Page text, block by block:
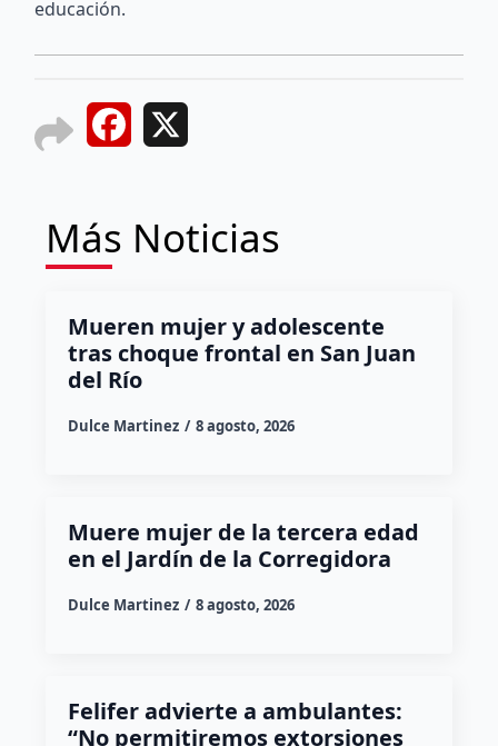
educación.
Facebook
Más Noticias
Mueren mujer y adolescente
tras choque frontal en San Juan
del Río
Dulce Martinez 8 agosto, 2026
Muere mujer de la tercera edad
en el Jardín de la Corregidora
Dulce Martinez 8 agosto, 2026
Felifer advierte a ambulantes:
“No permitiremos extorsiones